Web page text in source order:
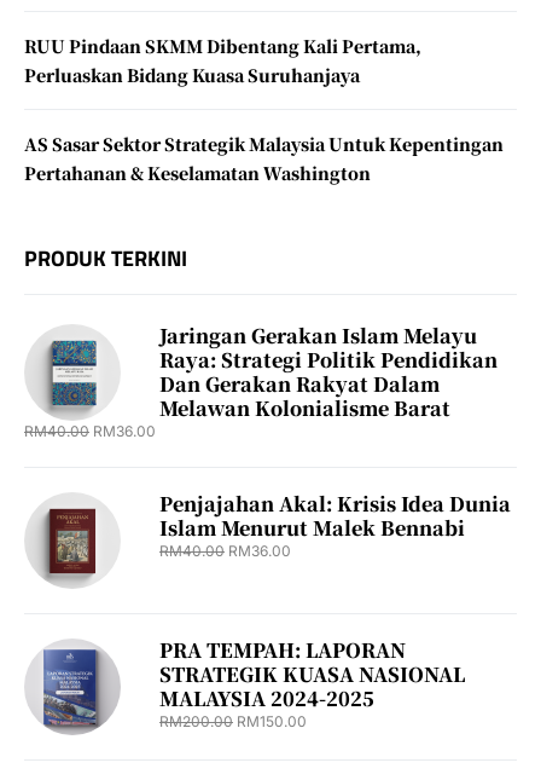
RUU Pindaan SKMM Dibentang Kali Pertama,
Perluaskan Bidang Kuasa Suruhanjaya
AS Sasar Sektor Strategik Malaysia Untuk Kepentingan
Pertahanan & Keselamatan Washington
PRODUK TERKINI
Jaringan Gerakan Islam Melayu
Raya: Strategi Politik Pendidikan
Dan Gerakan Rakyat Dalam
Melawan Kolonialisme Barat
RM40.00 RM36.00
Penjajahan Akal: Krisis Idea Dunia
Islam Menurut Malek Bennabi
RM40.00 RM36.00
PRA TEMPAH: LAPORAN
STRATEGIK KUASA NASIONAL
MALAYSIA 2024-2025
RM200.00 RM150.00